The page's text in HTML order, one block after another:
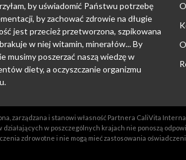
by uświadomić Państwu potrzebę
by zachować zdrowie na długie
jest przecież przetworzona, szpikowana
w niej witamin, minerałów... By
musimy poszerzać naszą wiedzę w
diety, a oczyszczanie organizmu
zarządzana i stanowi własność Partnera CaliVita
działających w poszczególnych krajach nie ponoszą
zdrowotne i nie mogą mieć zastosowania